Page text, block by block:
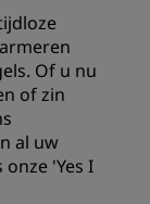
Of u nu
of zin
al uw
'Yes I